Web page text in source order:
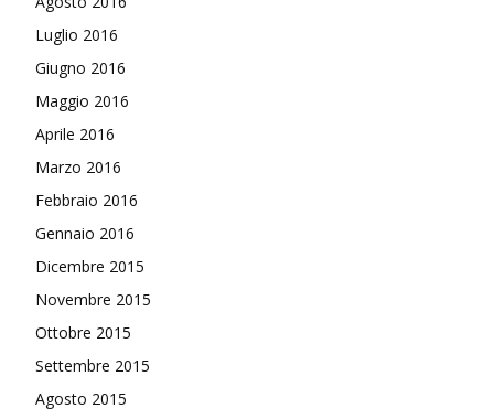
Luglio 2016
Giugno 2016
Maggio 2016
Aprile 2016
Marzo 2016
Febbraio 2016
Gennaio 2016
Dicembre 2015
Novembre 2015
Ottobre 2015
Settembre 2015
Agosto 2015